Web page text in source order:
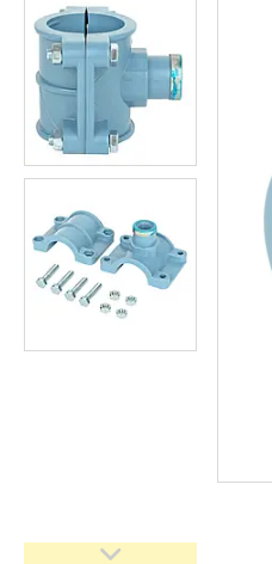
канали
Аксесуари для ванної
кімнати
Запчастини та
Гнучкі шланги
Кухонні мийки
Рушникосушарки
Матеріали для
теплої підлоги
Запірно-регулююча
Пакувальні сантехнічні